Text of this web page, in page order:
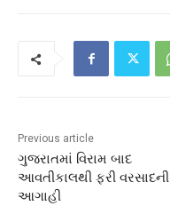
Previous article
ગુજરાતમાં વિરામ બાદ
આવતીકાલથી ફરી વરસાદની
આગાહી